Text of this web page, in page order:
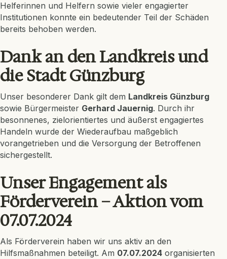
Helferinnen und Helfern sowie vieler engagierter
Institutionen konnte ein bedeutender Teil der Schäden
bereits behoben werden.
Dank an den Landkreis und
die Stadt Günzburg
Unser besonderer Dank gilt dem Landkreis Günzburg
sowie Bürgermeister Gerhard Jauernig. Durch ihr
besonnenes, zielorientiertes und äußerst engagiertes
Handeln wurde der Wiederaufbau maßgeblich
vorangetrieben und die Versorgung der Betroffenen
sichergestellt.
Unser Engagement als
Förderverein – Aktion vom
07.07.2024
Als Förderverein haben wir uns aktiv an den
Hilfsmaßnahmen beteiligt. Am 07.07.2024 organisierten